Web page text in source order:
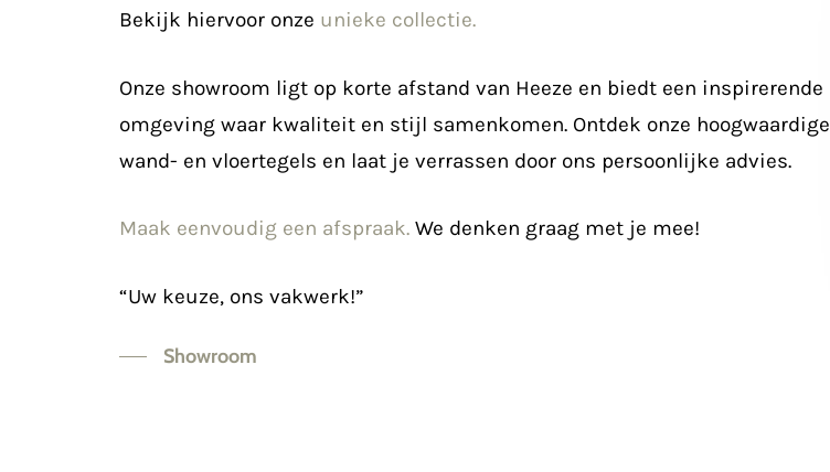
Bekijk hiervoor onze unieke collectie.
Onze showroom ligt op korte afstand van Heeze en biedt een inspirerende
omgeving waar kwaliteit en stijl samenkomen. Ontdek onze hoogwaardige
wand- en vloertegels en laat je verrassen door ons persoonlijke advies.
Maak eenvoudig een afspraak.We denken graag met je mee!
“Uw keuze, ons vakwerk!”
Showroom